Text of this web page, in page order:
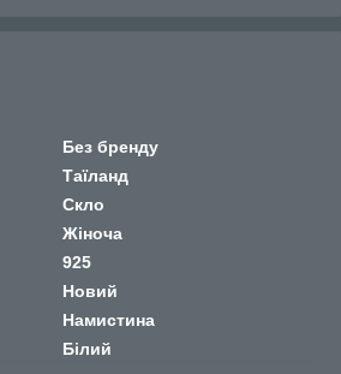
Без бренду
Таїланд
Скло
Жіноча
925
Новий
Намистина
Білий